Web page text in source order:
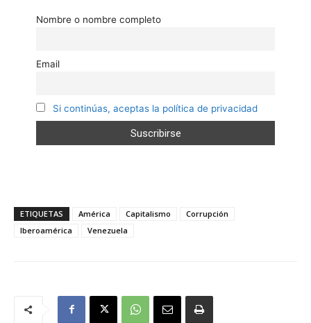
Nombre o nombre completo
Email
Si continúas, aceptas la política de privacidad
ETIQUETAS América Capitalismo
Corrupción
Iberoamérica
Venezuela